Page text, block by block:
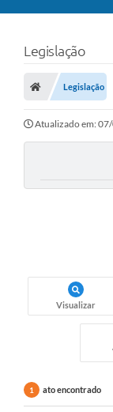
Nota Fiscal Gaúcha
Ouvidoria
e-sic
PLANO ANUAL DE
Ordem de Serviços
Prestação de Contas
Serviços e
Legislação
Legislação
Atualizado em:
Visualizar
1 ato encontrado